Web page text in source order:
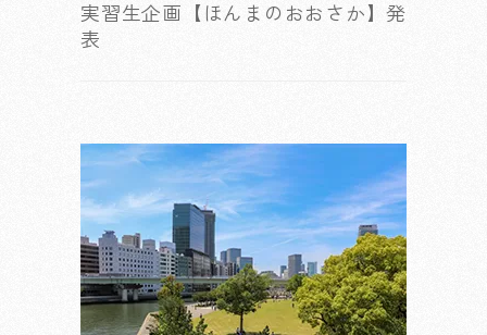
実習生企画【ほんまのおおさか】発
表